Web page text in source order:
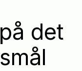
det